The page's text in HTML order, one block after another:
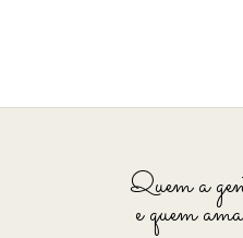
Quem a
e quem